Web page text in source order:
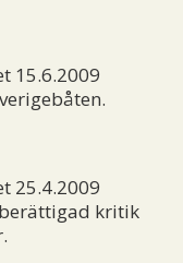
15.6.2009
25.4.2009
kritik